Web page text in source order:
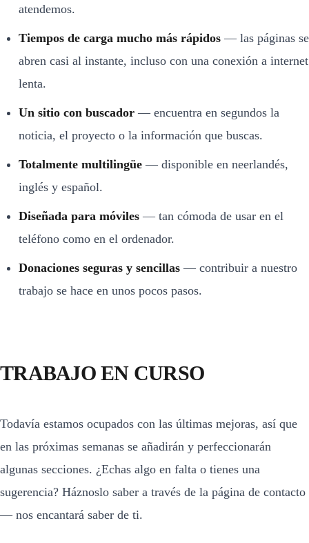
atendemos.
Tiempos de carga mucho más rápidos — las páginas se
abren casi al instante, incluso con una conexión a internet
lenta.
Un sitio con buscador — encuentra en segundos la
noticia, el proyecto o la información que buscas.
Totalmente multilingüe — disponible en neerlandés,
inglés y español.
Diseñada para móviles — tan cómoda de usar en el
teléfono como en el ordenador.
Donaciones seguras y sencillas — contribuir a nuestro
trabajo se hace en unos pocos pasos.
TRABAJO EN CURSO
Todavía estamos ocupados con las últimas mejoras, así que
en las próximas semanas se añadirán y perfeccionarán
algunas secciones. ¿Echas algo en falta o tienes una
sugerencia? Háznoslo saber a través de la página de contacto
— nos encantará saber de ti.